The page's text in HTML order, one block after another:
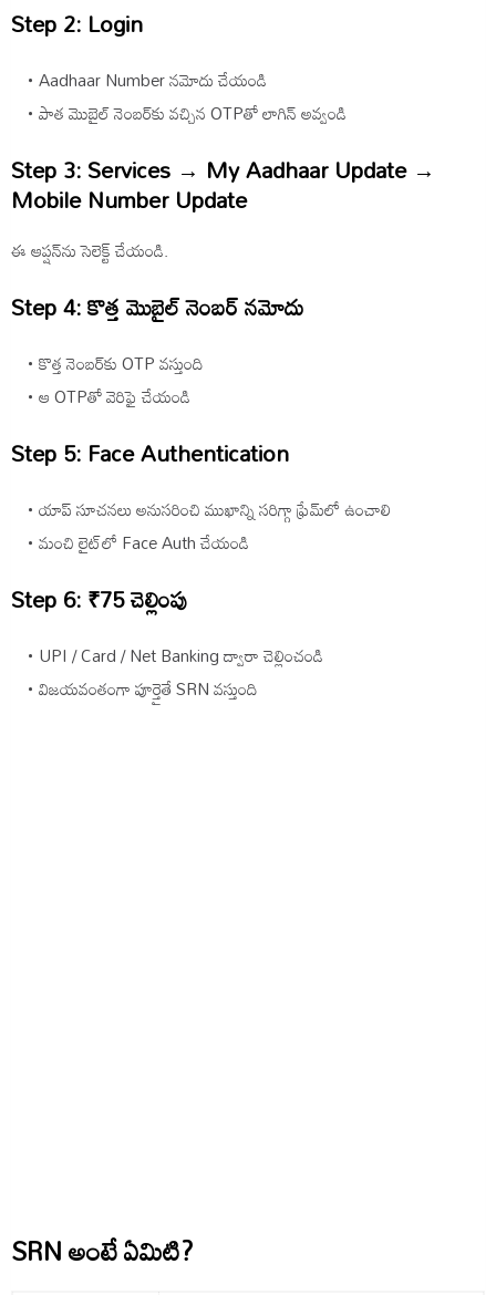
Step 2: Login
Aadhaar Number నమోదు చేయండి
పాత మొబైల్ నెంబర్‌కు వచ్చిన OTPతో లాగిన్ అవ్వండి
Step 3: Services → My Aadhaar Update →
Mobile Number Update
ఈ ఆప్షన్‌ను సెలెక్ట్ చేయండి.
Step 4: కొత్త మొబైల్ నెంబర్ నమోదు
కొత్త నెంబర్‌కు OTP వస్తుంది
ఆ OTPతో వెరిఫై చేయండి
Step 5: Face Authentication
యాప్ సూచనలు అనుసరించి ముఖాన్ని సరిగ్గా ఫ్రేమ్‌లో ఉంచాలి
మంచి లైట్‌లో Face Auth చేయండి
Step 6: ₹75 చెల్లింపు
UPI / Card / Net Banking ద్వారా చెల్లించండి
విజయవంతంగా పూర్తైతే SRN వస్తుంది
SRN అంటే ఏమిటి?